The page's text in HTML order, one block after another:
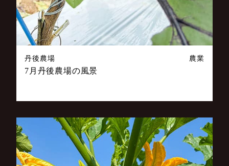
丹後農場 農業
7月丹後農場の風景